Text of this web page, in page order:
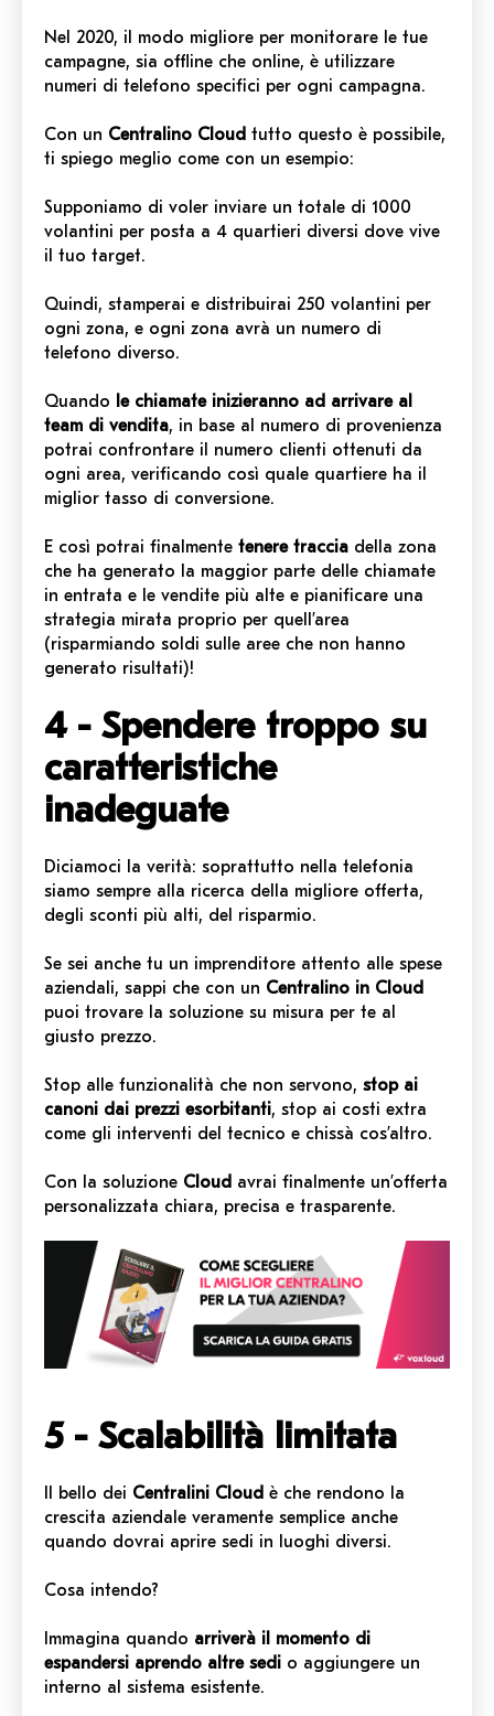
Nel 2020, il modo migliore per monitorare le tue
campagne, sia offline che online, è utilizzare
numeri di telefono specifici per ogni campagna.
Con un Centralino Cloud tutto questo è possibile,
ti spiego meglio come con un esempio:
Supponiamo di voler inviare un totale di 1000
volantini per posta a 4 quartieri diversi dove vive
il tuo target.
Quindi, stamperai e distribuirai 250 volantini per
ogni zona, e ogni zona avrà un numero di
telefono diverso.
Quando le chiamate inizieranno ad arrivare al
team di vendita, in base al numero di provenienza
potrai confrontare il numero clienti ottenuti da
ogni area, verificando così quale quartiere ha il
miglior tasso di conversione.
E così potrai finalmente tenere traccia della zona
che ha generato la maggior parte delle chiamate
in entrata e le vendite più alte e pianificare una
strategia mirata proprio per quell’area
(risparmiando soldi sulle aree che non hanno
generato risultati)!
4 - Spendere troppo su
caratteristiche
inadeguate
Diciamoci la verità: soprattutto nella telefonia
siamo sempre alla ricerca della migliore offerta,
degli sconti più alti, del risparmio.
Se sei anche tu un imprenditore attento alle spese
aziendali, sappi che con un Centralino in Cloud
puoi trovare la soluzione su misura per te al
giusto prezzo.
Stop alle funzionalità che non servono, stop ai
canoni dai prezzi esorbitanti, stop ai costi extra
come gli interventi del tecnico e chissà cos’altro.
Con la soluzione Cloud avrai finalmente un’offerta
personalizzata chiara, precisa e trasparente.
5 - Scalabilità limitata
Il bello dei Centralini Cloud è che rendono la
crescita aziendale veramente semplice anche
quando dovrai aprire sedi in luoghi diversi.
Cosa intendo?
Immagina quando arriverà il momento di
espandersi aprendo altre sedi o aggiungere un
interno al sistema esistente.